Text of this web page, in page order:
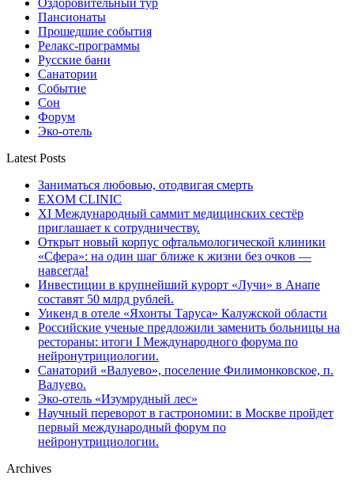
Пансионаты
Прошедшие события
Релакс-программы
Русские бани
Санатории
Событие
Сон
Форум
Эко-отель
Latest Posts
Заниматься любовью, отодвигая смерть
EXOM CLINIC
XI Международный саммит медицинских сестёр
приглашает к сотрудничеству.
Открыт новый корпус офтальмологической клиники
«Сфера»: на один шаг ближе к жизни без очков —
навсегда!
Инвестиции в крупнейший курорт «Лучи» в Анапе
составят 50 млрд рублей.
Уикенд в отеле «Яхонты Таруса» Калужской области
Российские ученые предложили заменить больницы на
рестораны: итоги I Международного форума по
нейронутрициологии.
Санаторий «Валуево», поселение Филимонковское, п.
Валуево.
Эко-отель «Изумрудный лес»
Научный переворот в гастрономии: в Москве пройдет
первый международный форум по
нейронутрициологии.
Archives